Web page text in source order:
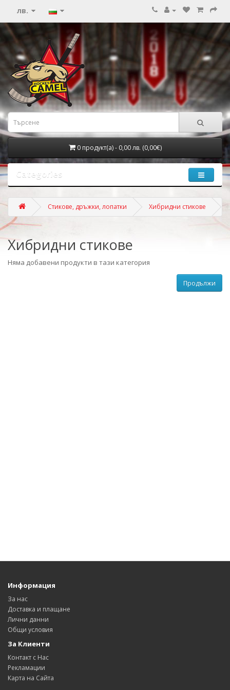
лв.
0 продукт(а) - 0,00 лв. (0,00€)
Categories
Стикове, дръжки, лопатки Хибридни стикове
Хибридни стикове
Няма добавени продукти в тази категория
Продължи
Информация
За нас
Доставка и плащане
Лични данни
Общи условия
За Клиенти
Контакт с Нас
Рекламации
Карта на Сайта